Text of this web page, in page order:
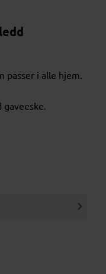
passer i alle hjem.
gaveeske.